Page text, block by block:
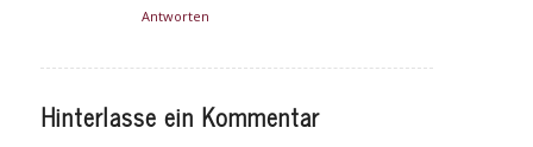
Antworten
Hinterlasse ein Kommentar